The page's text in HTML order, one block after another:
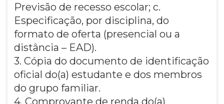
Previsão de recesso escolar; c.
Especificação, por disciplina, do
formato de oferta (presencial ou a
distância – EAD).
3. Cópia do documento de identificação
oficial do(a) estudante e dos membros
do grupo familiar.
4. Comprovante de renda do(a)